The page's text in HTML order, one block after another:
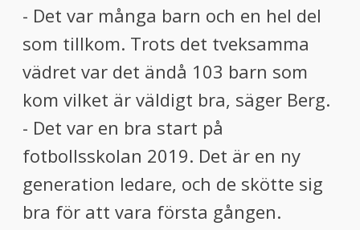
- Det var många barn och en hel del
som tillkom. Trots det tveksamma
vädret var det ändå 103 barn som
kom vilket är väldigt bra, säger Berg.
- Det var en bra start på
fotbollsskolan 2019. Det är en ny
generation ledare, och de skötte sig
bra för att vara första gången.